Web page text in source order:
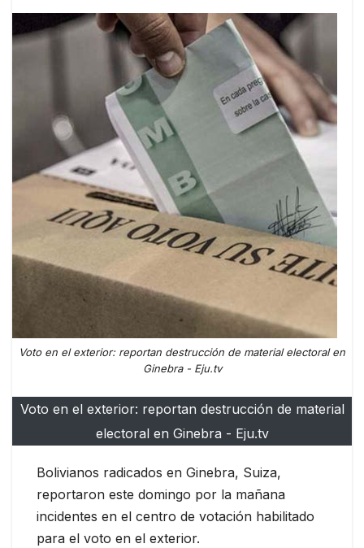
Voto en el exterior: reportan destrucción de material electoral en
Ginebra - Eju.tv
Voto en el exterior: reportan destrucción de material
electoral en Ginebra - Eju.tv
Bolivianos radicados en Ginebra, Suiza,
reportaron este domingo por la mañana
incidentes en el centro de votación habilitado
para el voto en el exterior.